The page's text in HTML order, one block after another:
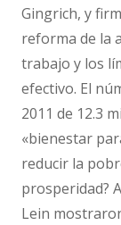
Gingrich, y
reforma de la
trabajo y los
efectivo. El
2011 de 12.3
«bienestar
reducir la
prosperidad?
Lein